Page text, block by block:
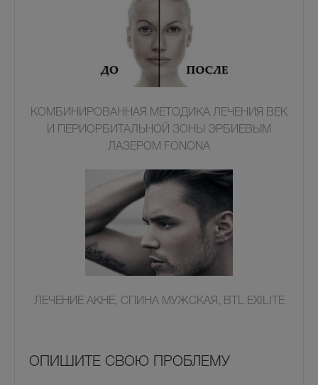
КОМБИНИРОВАННАЯ МЕТОДИКА ЛЕЧЕНИЯ ВЕК
И ПЕРИОРБИТАЛЬНОЙ ЗОНЫ ЭРБИЕВЫМ
ЛАЗЕРОМ FONONA
ЛЕЧЕНИЕ АКНЕ, СПИНА МУЖСКАЯ, BTL EXILITE
OПИШИТЕ СВОЮ ПРОБЛЕМУ